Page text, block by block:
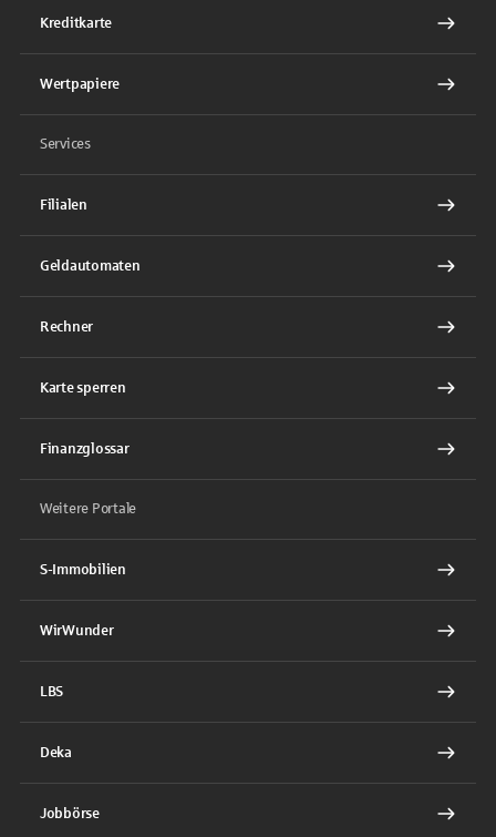
Kreditkarte
Wertpapiere
Services
Filialen
Geldautomaten
Rechner
Karte sperren
Finanzglossar
Weitere Portale
S-Immobilien
WirWunder
LBS
Deka
Jobbörse